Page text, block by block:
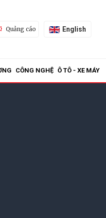
Quảng cáo English
CÔNG NGHỆ Ô TÔ - XE MÁY